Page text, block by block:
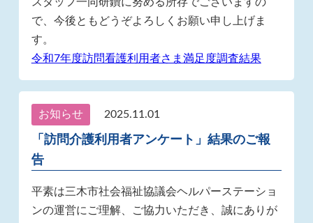
で、今後ともどうぞよろしくお願い申し上げま
す。
令和7年度訪問看護利用者さま満足度調査結果
お知らせ 2025.11.01
「訪問介護利用者アンケート」結果のご報
告
平素は三木市社会福祉協議会ヘルパーステーショ
ンの運営にご理解、ご協力いただき、誠にありが